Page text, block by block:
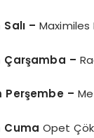
Salı – Maximiles
Çarşamba –
Perşembe –
Cuma Opet